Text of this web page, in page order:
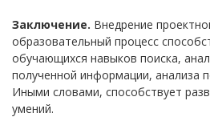
Заключение. Внедрение
образовательный процесс
обучающихся навыков поиска,
полученной информации, анализа
Иными словами, способствует
умений.